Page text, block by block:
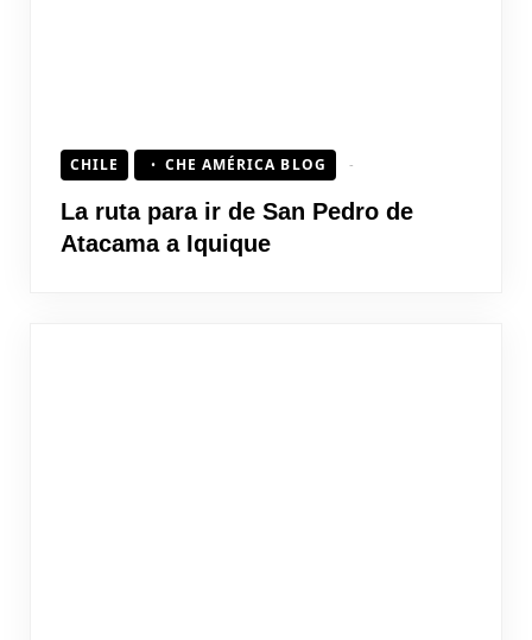
CHILE CHE AMÉRICA BLOG
La ruta para ir de San Pedro de
Atacama a Iquique